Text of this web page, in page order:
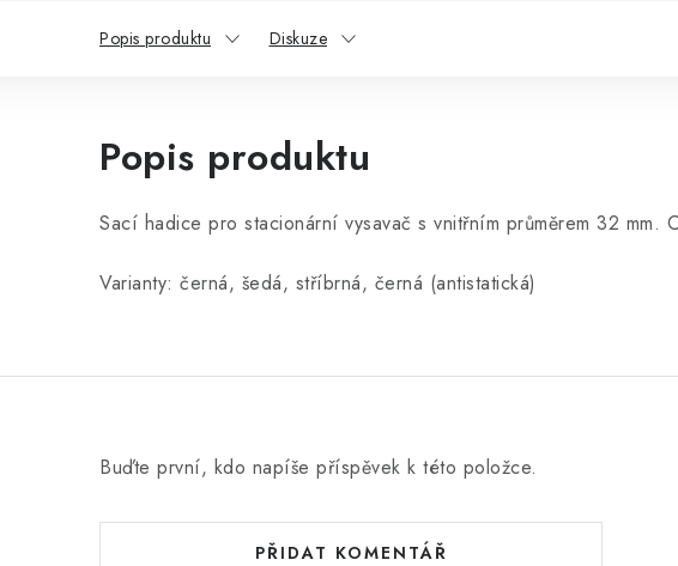
Popis produktu Diskuze
Popis produktu
Sací hadice pro stacionární vysavač s vnitřním průměrem 32 mm.
Varianty: černá, šedá, stříbrná, černá (antistatická)
Buďte první, kdo napíše příspěvek k této položce.
PŘIDAT KOMENTÁŘ